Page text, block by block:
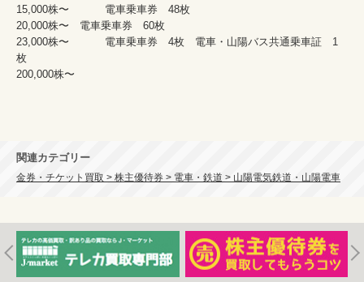
15,000株〜	　電車乗車券　48枚
20,000株〜　電車乗車券　60枚
23,000株〜	　電車乗車券　4枚　電車・山陽バス共通乗車証　1
枚
200,000株〜
関連カテゴリー
金券・チケット買取 > 株主優待券 > 電車・鉄道 > 山陽電気鉄道・山陽電車